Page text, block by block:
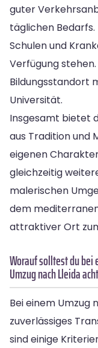
guter
täglichen
Schulen und
Verfügung
Bildungsstandort
Universität.
Insgesamt bietet
aus Tradition und
eigenen
gleichzeitig
malerischen
dem
attraktiver Ort
Worauf solltest du
Umzug nach Lleida
Bei einem Umzug
zuverlässiges
sind einige